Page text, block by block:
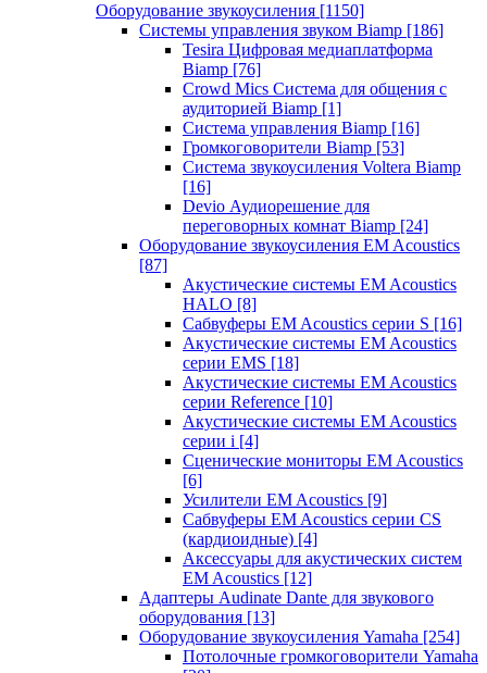
Оборудование звукоусиления [1150]
Системы управления звуком Biamp [186]
Tesira Цифровая медиаплатформа
Biamp [76]
Crowd Mics Система для общения с
аудиторией Biamp [1]
Система управления Biamp [16]
Громкоговорители Biamp [53]
Система звукоусиления Voltera Biamp
[16]
Devio Аудиорешение для
переговорных комнат Biamp [24]
Оборудование звукоусиления EM Acoustics
[87]
Акустические системы EM Acoustics
HALO [8]
Сабвуферы EM Acoustics серии S [16]
Акустические системы EM Acoustics
серии EMS [18]
Акустические системы EM Acoustics
серии Reference [10]
Акустические системы EM Acoustics
серии i [4]
Сценические мониторы EM Acoustics
[6]
Усилители EM Acoustics [9]
Сабвуферы EM Acoustics серии CS
(кардиоидные) [4]
Аксессуары для акустических систем
EM Acoustics [12]
Адаптеры Audinate Dante для звукового
оборудования [13]
Оборудование звукоусиления Yamaha [254]
Потолочные громкоговорители Yamaha